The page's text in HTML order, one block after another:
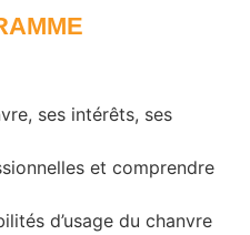
ses intérêts, ses
et comprendre
d’usage du chanvre